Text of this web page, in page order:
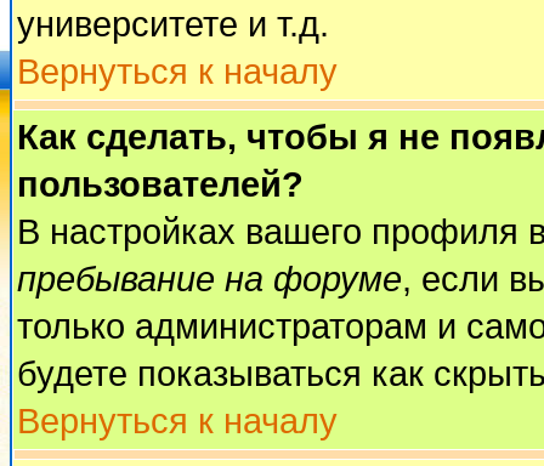
университете и т.д.
Вернуться к началу
Как сделать, чтобы я не
пользователей?
В настройках вашего профиля
пребывание на форуме, если
только администраторам и
будете показываться как
Вернуться к началу